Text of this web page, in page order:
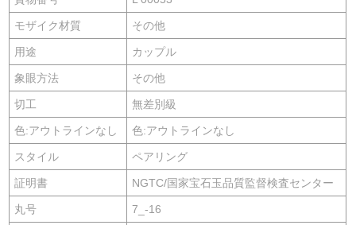
モザイク材質 その他
用途 カップル
象眼方法 その他
切工 無差別級
色:アウトラインなし 色:アウトラインなし
スタイル ペアリング
証明書 NGTC/国家宝石玉品質監督検査センター
丸号 7_-16